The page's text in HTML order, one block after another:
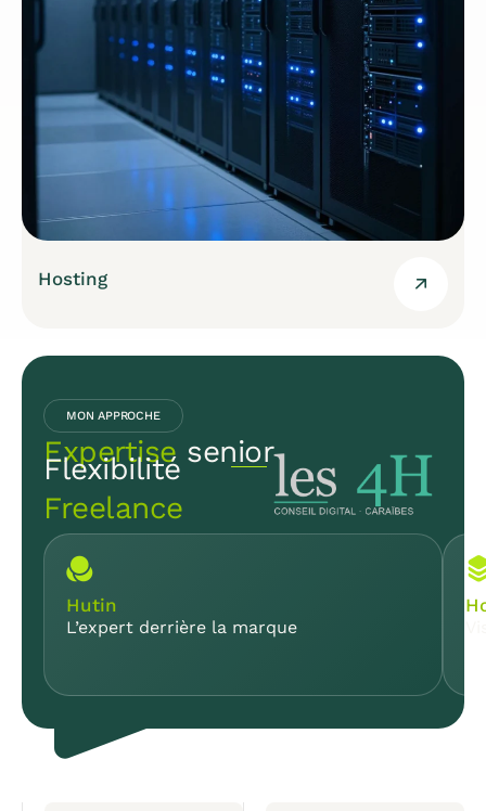
Hosting
MON APPROCHE
Expertise senior
Flexibilité
Freelance
Hutin
L’expert derrière la marque